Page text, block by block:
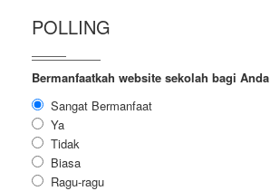
POLLING
Bermanfaatkah website sekolah bagi Anda
Sangat Bermanfaat
Ya
Tidak
Biasa
Ragu-ragu